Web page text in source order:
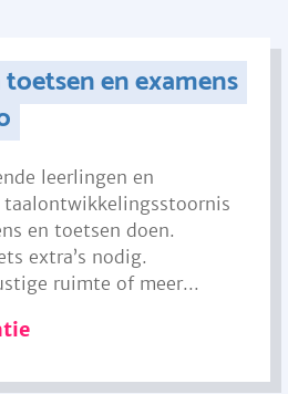
en examens
leerlingen en
taalontwikkelingsstoornis
en toetsen doen.
extra’s nodig.
ruimte of meer...